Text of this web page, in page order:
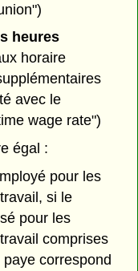
heures
horaire
avec le
wage rate")
égal :
pour les
si le
pour les
comprises
correspond